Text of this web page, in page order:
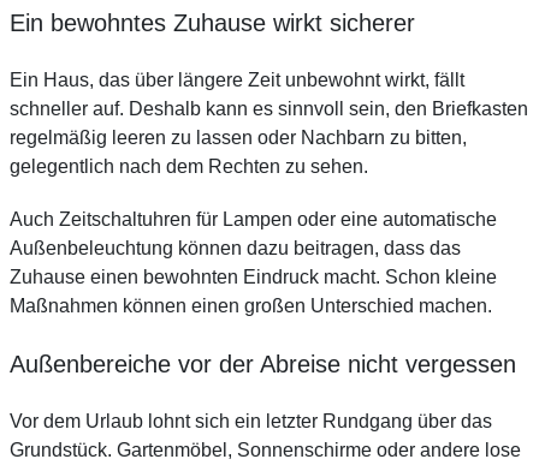
Ein bewohntes Zuhause wirkt sicherer
Ein Haus, das über längere Zeit unbewohnt wirkt, fällt
schneller auf. Deshalb kann es sinnvoll sein, den Briefkasten
regelmäßig leeren zu lassen oder Nachbarn zu bitten,
gelegentlich nach dem Rechten zu sehen.
Auch Zeitschaltuhren für Lampen oder eine automatische
Außenbeleuchtung können dazu beitragen, dass das
Zuhause einen bewohnten Eindruck macht. Schon kleine
Maßnahmen können einen großen Unterschied machen.
Außenbereiche vor der Abreise nicht vergessen
Vor dem Urlaub lohnt sich ein letzter Rundgang über das
Grundstück. Gartenmöbel, Sonnenschirme oder andere lose